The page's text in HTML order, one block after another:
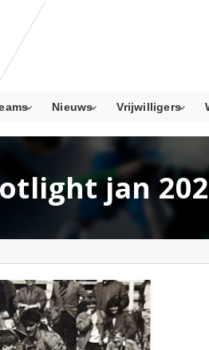
Nieuws Vrijwilligers
jan